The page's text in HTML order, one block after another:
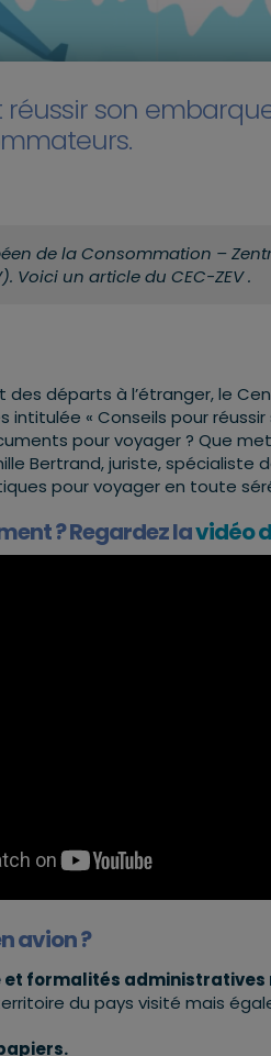
son
de la Consommation –
Voici un article du CEC-ZEV .
départs à l’étranger, le
intitulée « Conseils pour
pour voyager ? Que
Bertrand, juriste,
pour voyager en toute
? Regardez lavidéo
avion ?
et formalités administratives
du pays visité mais